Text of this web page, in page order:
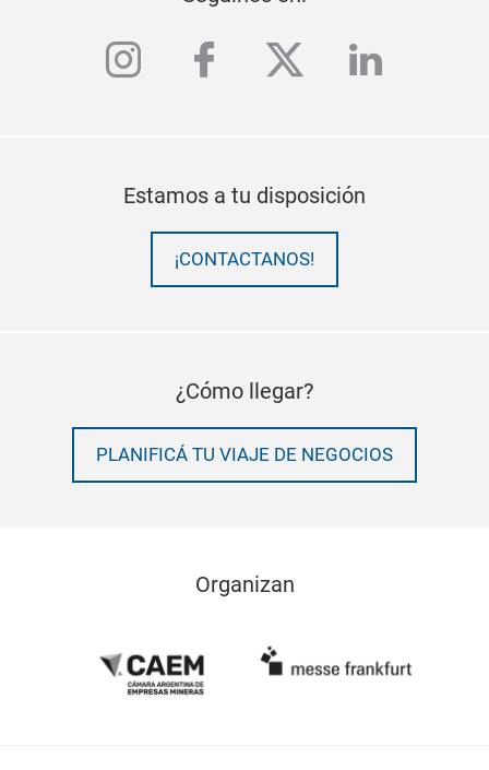
instagram
facebook
twitterlinkedin
Estamos a tu disposición
¡CONTACTANOS!
¿Cómo llegar?
PLANIFICÁ TU VIAJE DE NEGOCIOS
Organizan